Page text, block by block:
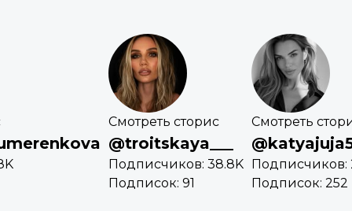
Смотреть сторис
@troitskaya___
Подписчиков: 38.8K
Подписок: 91
Смотреть
Подписчиков:
Подписок: 252